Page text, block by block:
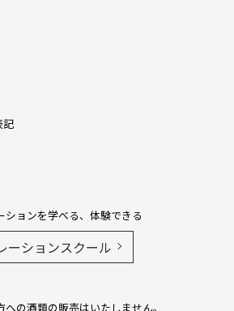
記
ションを学べる、体験できる
ーションスクール
への酒類の販売はいたしません。